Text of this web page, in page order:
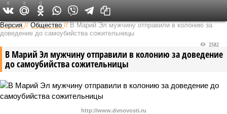
Версия в Чувашии
Версия //Общество //В Марий Эл мужчину отправили в колонию за
доведение до самоубийства сожительницы
В Марий Эл мужчину отправили в колонию за доведение
до самоубийства сожительницы
2582
http://www.dvnovosti.ru
0 0 0